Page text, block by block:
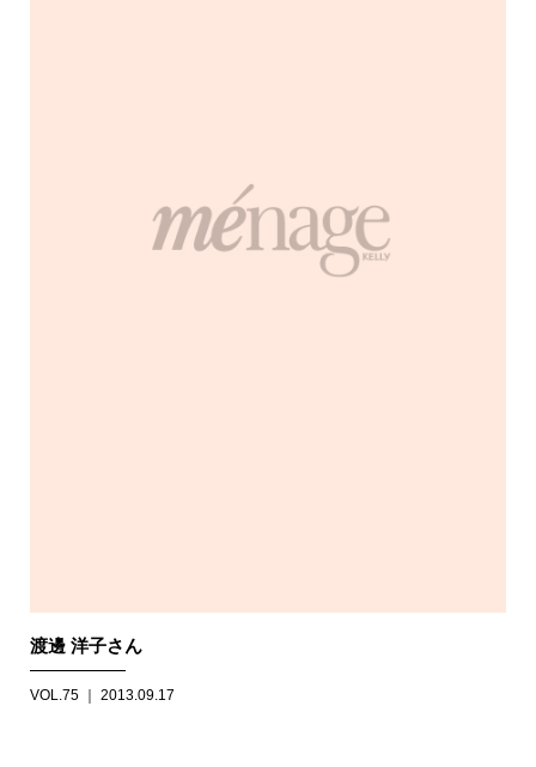
渡邊 洋子さん
VOL.75 ｜ 2013.09.17